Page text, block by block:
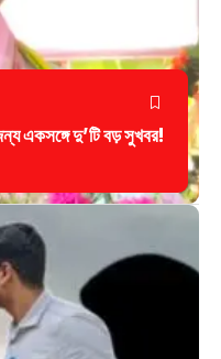
একসঙ্গে দু’টি বড় সুখবর!